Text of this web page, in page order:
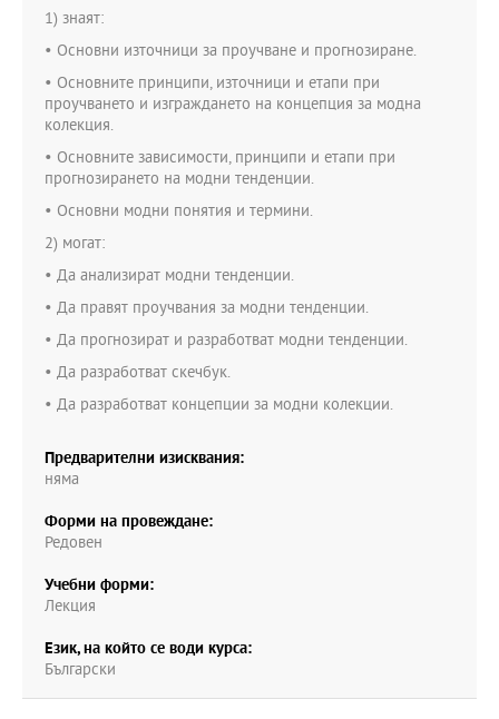
1) знаят:
• Основни източници за проучване и прогнозиране.
• Основните принципи, източници и етапи при
проучването и изграждането на концепция за модна
колекция.
• Основните зависимости, принципи и етапи при
прогнозирането на модни тенденции.
• Основни модни понятия и термини.
2) могат:
• Да анализират модни тенденции.
• Да правят проучвания за модни тенденции.
• Да прогнозират и разработват модни тенденции.
• Да разработват скечбук.
• Да разработват концепции за модни колекции.
Предварителни изисквания:
няма
Форми на провеждане:
Редовен
Учебни форми:
Лекция
Език, на който се води курса:
Български